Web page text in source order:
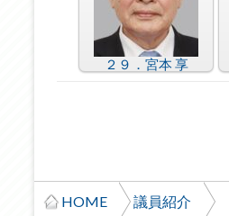
２９．宮本 享
HOME 議員紹介